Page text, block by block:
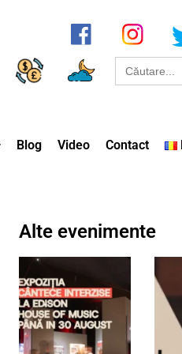
Search
for:
Blog Video Contact
Alte evenimente